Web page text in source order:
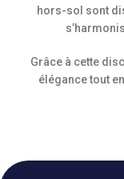
hors-sol sont
Grâce à cette
élégance tout